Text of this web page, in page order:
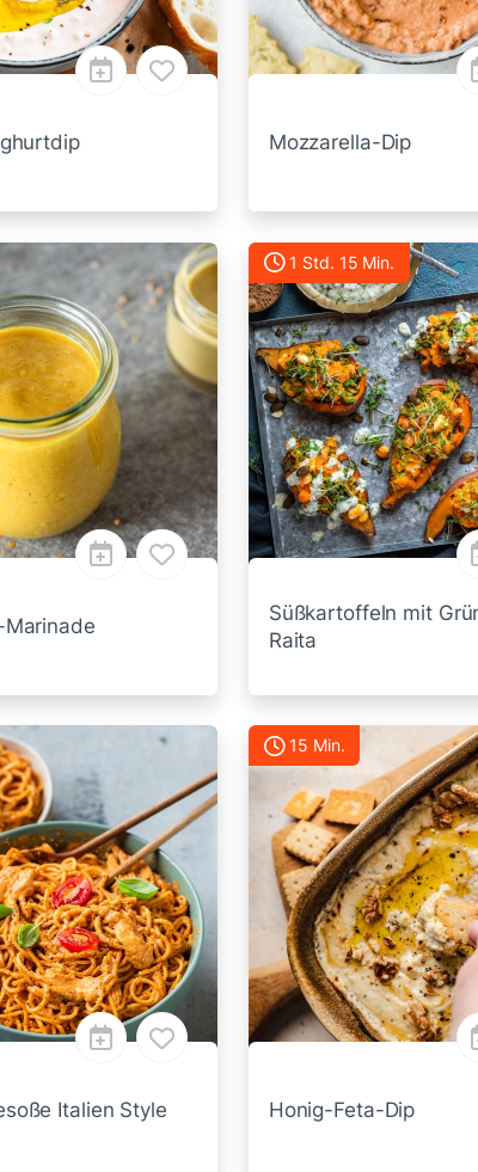
Mozzarella-Dip
1 Std. 15 Min.
Süßkartoffeln mit
Raita
Italien Style
15 Min.
Honig-Feta-Dip